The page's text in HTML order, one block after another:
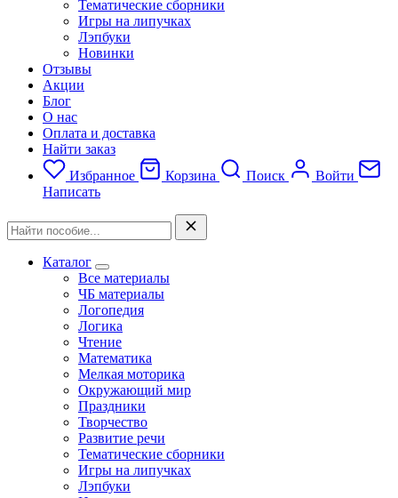
Тематические сборники
Игры на липучках
Лэпбуки
Новинки
Отзывы
Акции
Блог
О нас
Оплата и доставка
Найти заказ
Избранное
Корзина Поиск
Войти
Написать
Каталог
Все материалы
ЧБ материалы
Логопедия
Логика
Чтение
Математика
Мелкая моторика
Окружающий мир
Праздники
Творчество
Развитие речи
Тематические сборники
Игры на липучках
Лэпбуки